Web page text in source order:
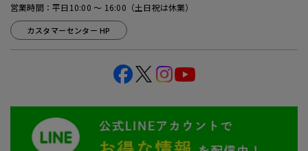
営業時間：平日10:00 ～ 16:00（土日祝は休業）
カスタマーセンター HP